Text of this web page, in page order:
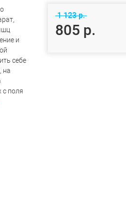
и
себе
на
с поля
1 123 р.
805 р.